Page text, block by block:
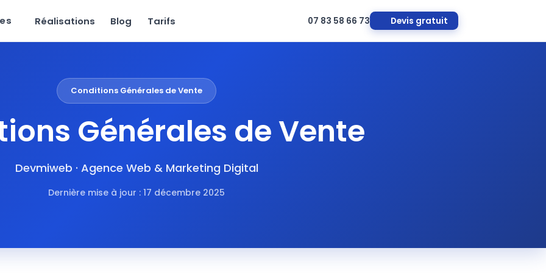
Réalisations Blog Tarifs 07 83 58 66 73 Devis gratuit
Conditions Générales de Vente
Générales de Vente
Devmiweb · Agence Web & Marketing Digital
Dernière mise à jour : 17 décembre 2025